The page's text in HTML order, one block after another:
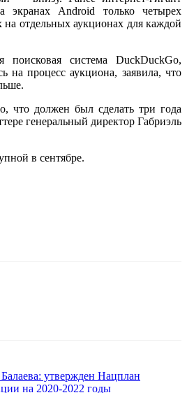
экранах Android только четырех
отдельных аукционах для каждой
поисковая система DuckDuckGo,
на процесс аукциона, заявила, что
что должен был сделать три года
генеральный директор Габриэль
в сентябре.
утвержден Нацплан
на 2020-2022 годы